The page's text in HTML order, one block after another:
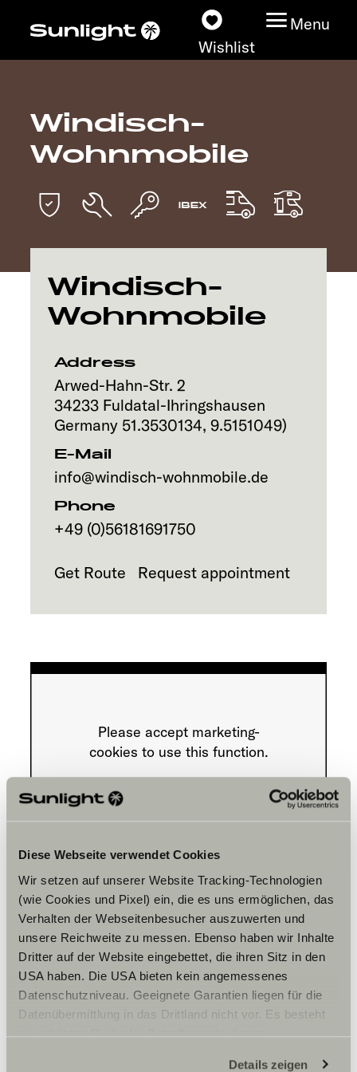
Diese Webseite verwendet Cookies
Wir setzen auf unserer Website Tracking-Technologien
(wie Cookies und Pixel) ein, die es uns ermöglichen, das
Verhalten der Webseitenbesucher auszuwerten und
unsere Reichweite zu messen. Ebenso haben wir Inhalte
Dritter auf der Website eingebettet, die ihren Sitz in den
USA haben. Die USA bieten kein angemessenes
Datenschutzniveau. Geeignete Garantien liegen für die
Datenübermittlung in das Drittland nicht vor. Es besteht
ein erhöhtes Risiko für Betroffene, da diesen
Details zeigen
Wishlist
Menu
Models
Vehicle Guide
Explore
Windisch-
Wohnmobile
Windisch-
Wohnmobile
Address
Arwed-Hahn-Str. 2
34233 Fuldatal-Ihringshausen
Germany 51.3530134, 9.5151049)
E-Mail
info@windisch-wohnmobile.de
Phone
+49 (0)56181691750
Get Route Request appointment
Opening hours
FAHRZEUGVERKAUF/ VERMIETUNG
09:00 – 12.30 Uhr
13:30 – 17:00 Uhr
Please accept marketing-
cookies to use this function.